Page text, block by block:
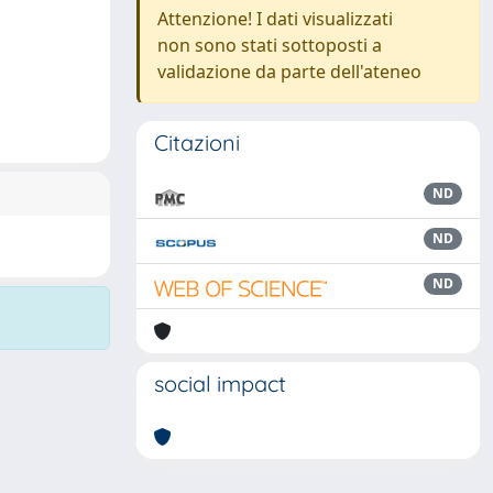
Attenzione! I dati visualizzati
non sono stati sottoposti a
validazione da parte dell'ateneo
Citazioni
ND
ND
ND
social impact